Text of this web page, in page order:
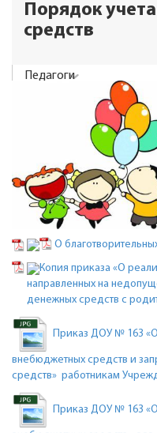
Родителям
Педагоги
Порядок
средств
О
Копия приказа «О
направленных на
денежных средств с
Приказ ДОУ № 163
внебюджетных средств и
средств» работникам
Приказ ДОУ № 163